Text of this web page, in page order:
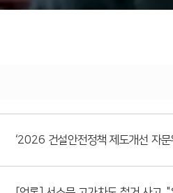
‘2026 건설안전정책 제도개선 자문